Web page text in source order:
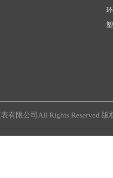
有限公司All Rights Reserved 版